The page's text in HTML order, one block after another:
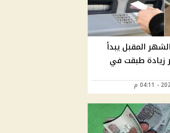
المقبل يبدأ
بأخر زيادة طبقت في